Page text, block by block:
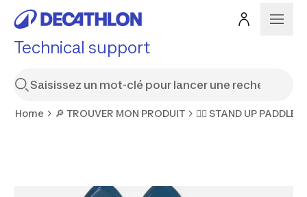
Technical support
Home 🔎 TROUVER MON PRODUIT 🏄‍♂️ STAND UP PADDLE